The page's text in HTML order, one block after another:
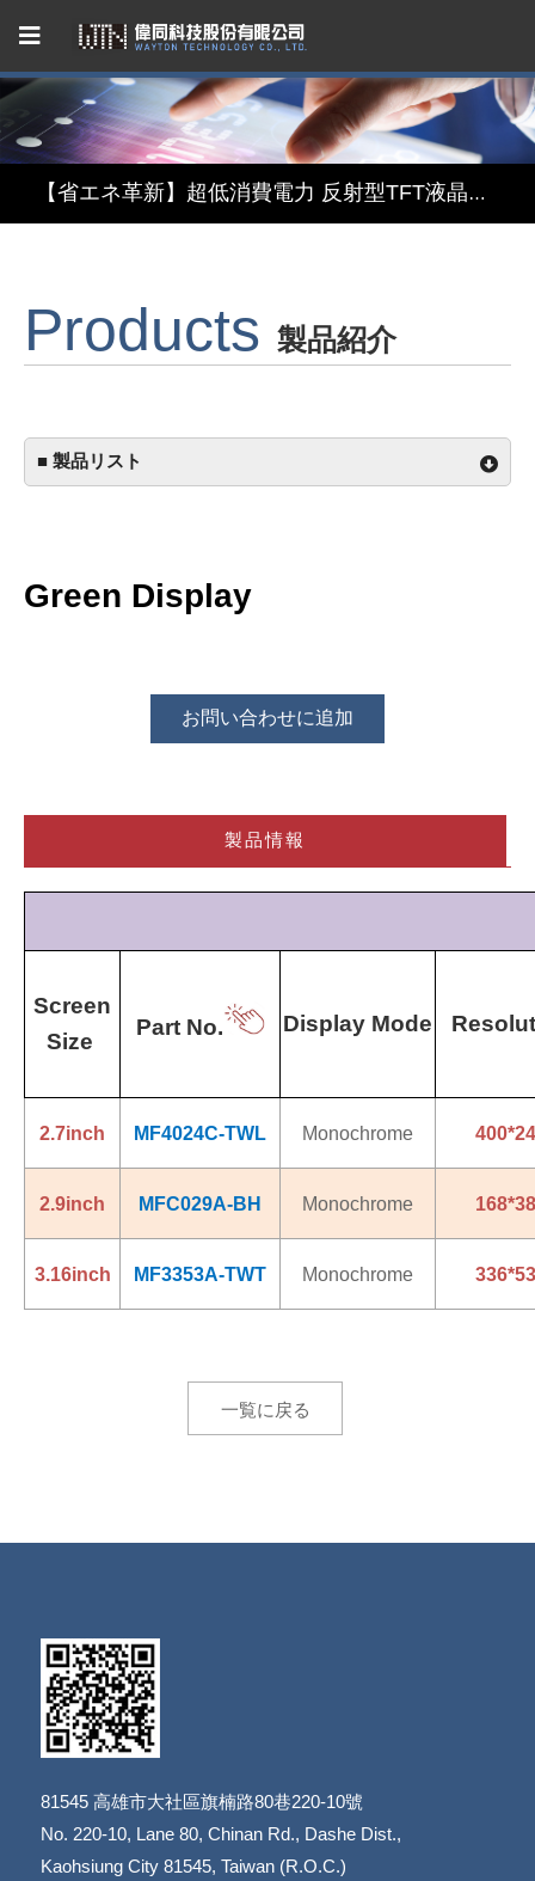
【省エネ革新】超低消費電力 反射型TFT液晶モジュール
Products 製品紹介
■ 製品リスト
Green Display
お問い合わせに追加
製品情報
Screen
Size
Part No. Display Mode
2.7inch MF4024C-TWL Monochrome
2.9inch MFC029A-BH Monochrome
3.16inch MF3353A-TWT Monochrome
一覧に戻る
81545高雄市大社區旗楠路80巷220-10號
​​​​​​​No. 220-10, Lane 80, Chinan Rd., Dashe Dist.,
​​​​​​​Kaohsiung City 81545, Taiwan (R.O.C.)